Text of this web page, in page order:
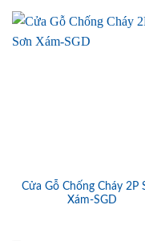
Cửa Gỗ Chống Cháy 2P
Xám-SGD